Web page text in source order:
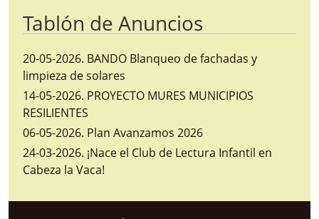
Tablón de Anuncios
20-05-2026. BANDO Blanqueo de fachadas y
limpieza de solares
14-05-2026. PROYECTO MURES MUNICIPIOS
RESILIENTES
06-05-2026. Plan Avanzamos 2026
24-03-2026. ¡Nace el Club de Lectura Infantil en
Cabeza la Vaca!